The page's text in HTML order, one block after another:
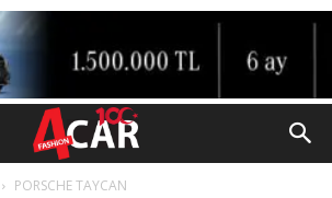
PORSCHE TAYCAN